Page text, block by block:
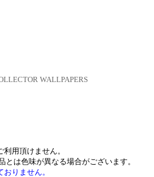
WALLPAPERS
用頂けません。
とは色味が異なる場合がございます。
りません。